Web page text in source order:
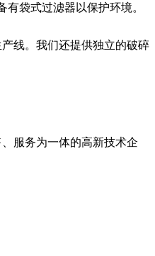
有袋式过滤器以保护环境。
线。我们还提供独立的破碎
服务为一体的高新技术企